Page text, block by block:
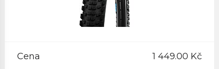
Cena 1 449.00 Kč